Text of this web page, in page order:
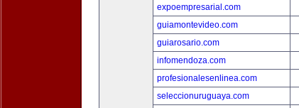
expoempresarial.com
guiamontevideo.com
guiarosario.com
infomendoza.com
profesionalesenlinea.com
seleccionuruguaya.com